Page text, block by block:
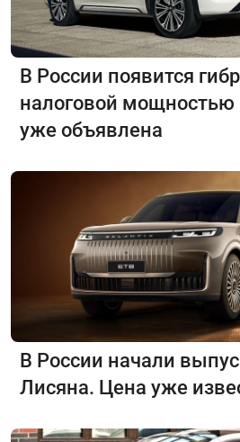
В России появится
налоговой мощностью
уже объявлена
В России начали
Лисяна. Цена уже